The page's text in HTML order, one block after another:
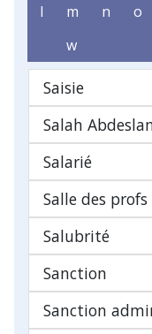
l
m n o
w
Saisie
Salah
Salarié
Salle des profs
Salubrité
Sanction
Sanction